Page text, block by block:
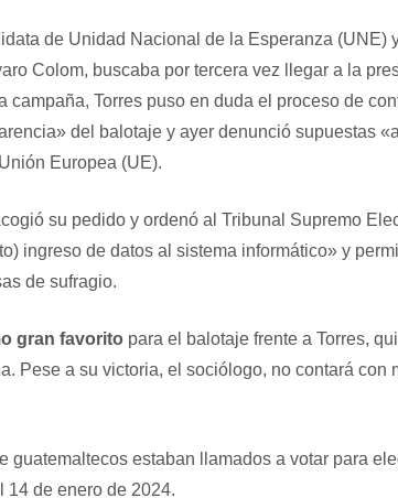
de Unidad Nacional de la Esperanza (UNE)
Colom, buscaba por tercera vez llegar a la
campaña, Torres puso en duda el proceso de
del balotaje y ayer denunció supuestas
Europea (UE).
su pedido y ordenó al Tribunal Supremo
ingreso de datos al sistema informático» y
de sufragio.
gran favorito para el balotaje frente a Torres,
Pese a su victoria, el sociólogo, no contará con
guatemaltecos estaban llamados a votar para
14 de enero de 2024.